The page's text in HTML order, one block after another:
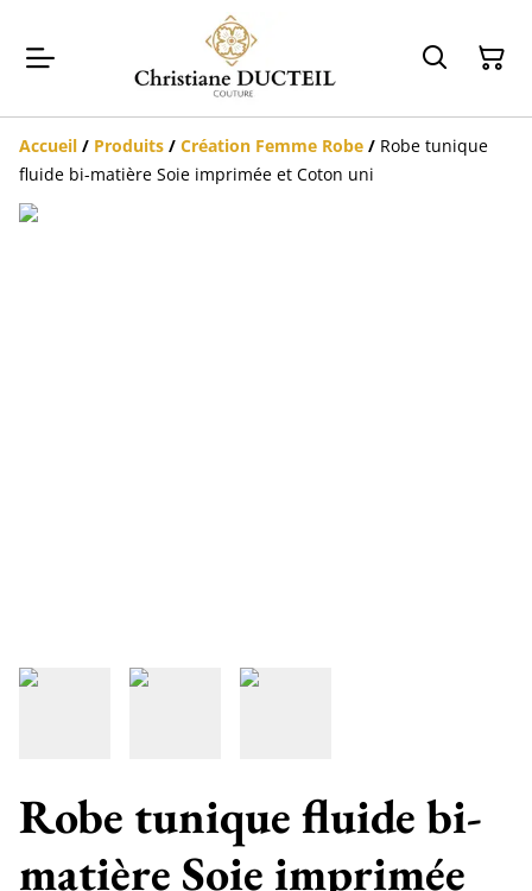
Accueil / Produits / Création Femme Robe / Robe tunique
fluide bi-matière Soie imprimée et Coton uni
Robe tunique fluide bi-
matière Soie imprimée